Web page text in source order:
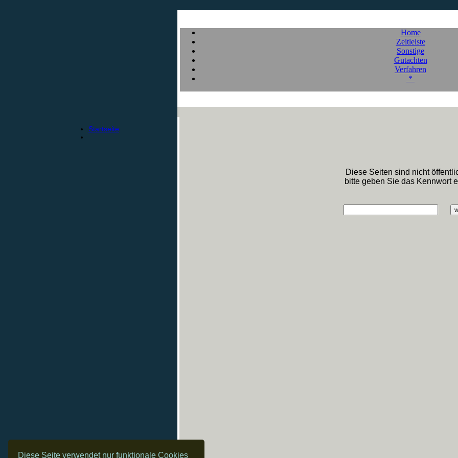
Diese Seite verwendet nur funktionale Cookies
Home
Zeitleiste
Sonstige
Gutachten
Verfahren
*
Startseite
Diese Seiten sind nicht
bitte geben Sie das Kennwort